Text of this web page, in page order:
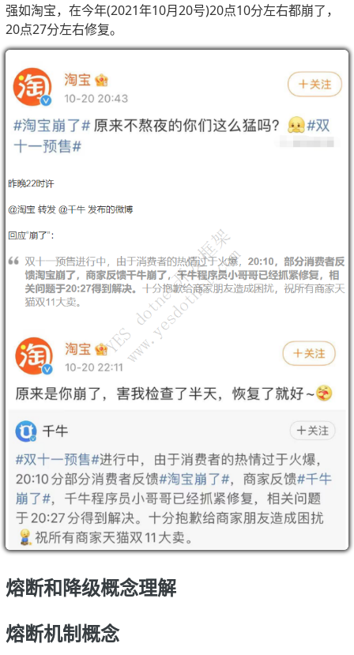
强如淘宝，在今年(2021年10月20号)20点10分左右都崩了，
20点27分左右修复。
熔断和降级概念理解
熔断机制概念